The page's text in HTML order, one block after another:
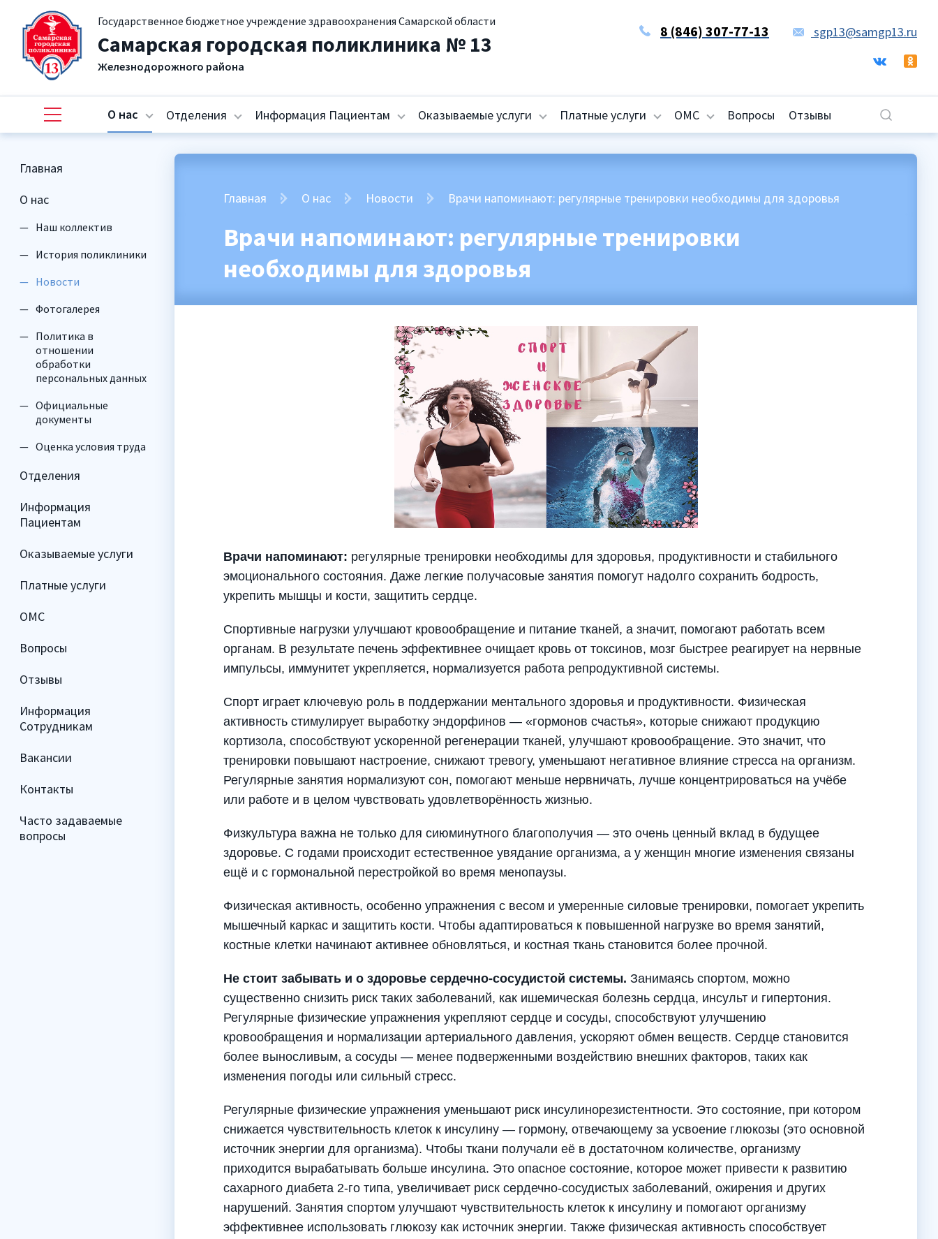
Государственное бюджетное учреждение здравоохранения Самарской области
Самарская городская поликлиника № 13
Железнодорожного района
8 (846) 307-77-13 sgp13@samgp13.ru
О нас Отделения Информация Пациентам Оказываемые услуги Платные услуги ОМС Вопросы Отзывы
Главная
О нас
Наш коллектив
История поликлиники
Новости
Фотогалерея
Политика в
отношении
обработки
персональных данных
Официальные
документы
Оценка условия труда
Отделения
Информация
Пациентам
Оказываемые услуги
Платные услуги
ОМС
Вопросы
Отзывы
Информация
Сотрудникам
Вакансии
Контакты
Часто задаваемые
вопросы
Главная О нас Новости Врачи напоминают: регулярные тренировки необходимы для здоровья
Врачи напоминают: регулярные тренировки
необходимы для здоровья
Врачи напоминают: регулярные тренировки необходимы для здоровья, продуктивности и стабильного
эмоционального состояния. Даже легкие получасовые занятия помогут надолго сохранить бодрость,
укрепить мышцы и кости, защитить сердце.
Спортивные нагрузки улучшают кровообращение и питание тканей, а значит, помогают работать всем
органам. В результате печень эффективнее очищает кровь от токсинов, мозг быстрее реагирует на нервные
импульсы, иммунитет укрепляется, нормализуется работа репродуктивной системы.
Спорт играет ключевую роль в поддержании ментального здоровья и продуктивности. Физическая
активность стимулирует выработку эндорфинов — «гормонов счастья», которые снижают продукцию
кортизола, способствуют ускоренной регенерации тканей, улучшают кровообращение. Это значит, что
тренировки повышают настроение, снижают тревогу, уменьшают негативное влияние стресса на организм.
Регулярные занятия нормализуют сон, помогают меньше нервничать, лучше концентрироваться на учёбе
или работе и в целом чувствовать удовлетворённость жизнью.
Физкультура важна не только для сиюминутного благополучия — это очень ценный вклад в будущее
здоровье. С годами происходит естественное увядание организма, а у женщин многие изменения связаны
ещё и с гормональной перестройкой во время менопаузы.
Физическая активность, особенно упражнения с весом и умеренные силовые тренировки, помогает укрепить
мышечный каркас и защитить кости. Чтобы адаптироваться к повышенной нагрузке во время занятий,
костные клетки начинают активнее обновляться, и костная ткань становится более прочной.
Не стоит забывать и о здоровье сердечно-сосудистой системы. Занимаясь спортом, можно
существенно снизить риск таких заболеваний, как ишемическая болезнь сердца, инсульт и гипертония.
Регулярные физические упражнения укрепляют сердце и сосуды, способствуют улучшению
кровообращения и нормализации артериального давления, ускоряют обмен веществ. Сердце становится
более выносливым, а сосуды — менее подверженными воздействию внешних факторов, таких как
изменения погоды или сильный стресс.
Регулярные физические упражнения уменьшают риск инсулинорезистентности. Это состояние, при котором
снижается чувствительность клеток к инсулину — гормону, отвечающему за усвоение глюкозы (это основной
источник энергии для организма). Чтобы ткани получали её в достаточном количестве, организму
приходится вырабатывать больше инсулина. Это опасное состояние, которое может привести к развитию
сахарного диабета 2-го типа, увеличивает риск сердечно-сосудистых заболеваний, ожирения и других
нарушений. Занятия спортом улучшают чувствительность клеток к инсулину и помогают организму
эффективнее использовать глюкозу как источник энергии. Также физическая активность способствует